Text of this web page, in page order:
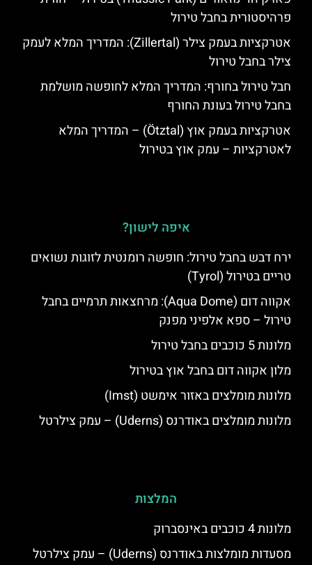
פרהיסטורית בחבל טירול
אטרקציות בעמק צילר (Zillertal): המדריך המלא לעמק
צילר בחבל טירול
חבל טירול בחורף: המדריך המלא לחופשה מושלמת
בחבל טירול בעונת החורף
אטרקציות בעמק אוץ (Ötztal) – המדריך המלא
לאטרקציות – עמק אוץ בטירול
איפה לישון?
ירח דבש בחבל טירול: חופשה רומנטית לזוגות נשואים
טריים בטירול (Tyrol)
אקווה דום (Aqua Dome): מרחצאות תרמיים בחבל
טירול – ספא אלפיני מפנק
מלונות 5 כוכבים בחבל טירול
מלון אקווה דום בחבל אוץ בטירול
מלונות מומלצים באזור אימשט (Imst)
מלונות מומלצים באודרנס (Uderns) – עמק צילרטל
המלצות
מלונות 4 כוכבים באינסברוק
מסעדות מומלצות באודרנס (Uderns) – עמק צילרטל